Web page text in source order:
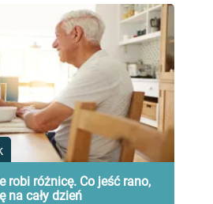
robi różnicę. Co jeść rano,
na cały dzień